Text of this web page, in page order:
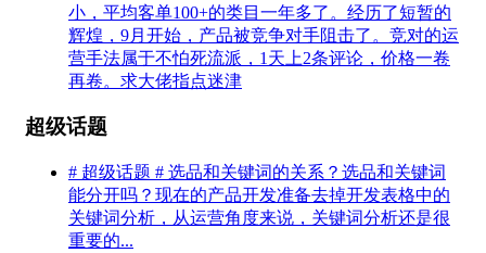
小，平均客单100+的类目一年多了。经历了短暂的
辉煌，9月开始，产品被竞争对手阻击了。竞对的运
营手法属于不怕死流派，1天上2条评论，价格一卷
再卷。求大佬指点迷津
超级话题
# 超级话题 # 选品和关键词的关系？选品和关键词
能分开吗？现在的产品开发准备去掉开发表格中的
关键词分析，从运营角度来说，关键词分析还是很
重要的...